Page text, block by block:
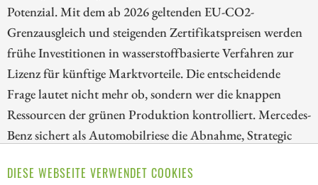
DIESE WEBSEITE VERWENDET COOKIES
Potenzial. Mit dem ab 2026 geltenden EU-CO2-
Grenzausgleich und steigenden Zertifikatspreisen werden
frühe Investitionen in wasserstoffbasierte Verfahren zur
Lizenz für künftige Marktvorteile. Die entscheidende
Frage lautet nicht mehr ob, sondern wer die knappen
Ressourcen der grünen Produktion kontrolliert. Mercedes-
Benz sichert als Automobilriese die Abnahme, Strategic
Direktreduktion und Rio Tinto ordnet über das